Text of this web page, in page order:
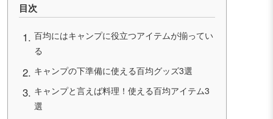
目次
百均にはキャンプに役立つアイテムが揃ってい
る
キャンプの下準備に使える百均グッズ3選
キャンプと言えば料理！使える百均アイテム3
選